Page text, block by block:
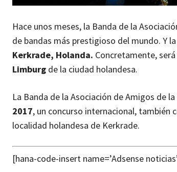
Hace unos meses, la Banda de la
de bandas más prestigioso del mundo. Y
Kerkrade, Holanda. Concretamente,
Limburg de la ciudad holandesa.
La Banda de la Asociación de Amigos de
2017, un concurso internacional, también
localidad holandesa de Kerkrade.
[hana-code-insert name=’Adsense